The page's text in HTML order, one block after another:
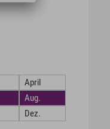
April
Aug.
Dez.